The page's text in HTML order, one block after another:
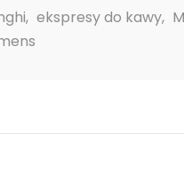
, ekspresy do kawy,